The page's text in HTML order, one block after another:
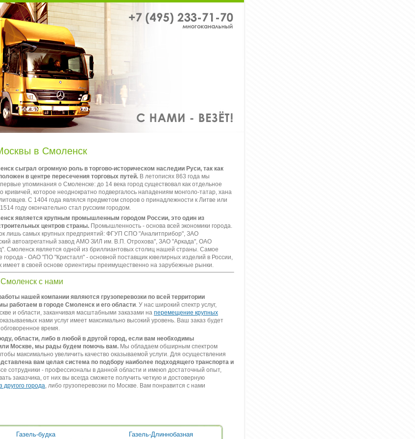
в Смоленск
сыграл огромную роль в торгово-историческом наследии Руси, так как
в центре пересечения торговых путей. В летописях 863 года мы
упоминания о Смоленске: до 14 века город существовал как отдельное
кривичей, которое неоднократно подвергалось нападениям монголо-татар, хана
С 1404 года являлся предметом споров о принадлежности к Литве или
году окончательно стал русским городом.
является крупным промышленным городом России, это один из
центров страны. Промышленность - основа всей экономики города.
лишь самых крупных предприятий: ФГУП СПО "Аналитприбор", ЗАО
автоагрегатный завод АМО ЗИЛ им. В.П. Отрохова", ЗАО "Аркада", ОАО
Смоленск является одной из бриллиантовых столиц нашей страны. Самое
города - ОАО "ПО "Кристалл" - основной поставщик ювелирных изделий в России,
имеет в своей основе ориентиры преимущественно на зарубежные рынки.
Смоленск с нами
нашей компании являются грузоперевозки по всей территории
работаем в городе Смоленск и его области. У нас широкий спектр услуг,
и области, заканчивая масштабными заказами на перемещение крупных
нами услуг имеет максимально высокий уровень. Ваш заказ будет
обговоренное время.
области, либо в любой в другой город, если вам необходимы
Москве, мы рады будем помочь вам. Мы обладаем обширным спектром
максимально увеличить качество оказываемой услуги. Для осуществления
вам целая система по подбору наиболее подходящего транспорта и
сотрудники - профессионалы в данной области и имеюn достаточный опыт,
заказчика, от них вы всегда сможете получить четкую и достоверную
другого города, либо грузоперевозки по Москве. Вам понравится с нами
Газель-будка Газель-Длиннобазная